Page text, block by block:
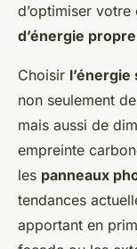
d’optimiser
d’énergie propre
Choisir l’énergie
non seulement
mais aussi de
empreinte
les panneaux
tendances
apportant en